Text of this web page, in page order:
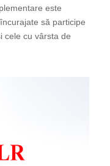
este
să participe
cele cu vârsta de